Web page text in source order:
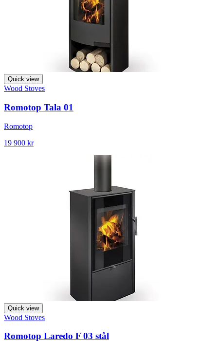
Quick view
Wood Stoves
Romotop Tala 01
Romotop
19 900 kr
Quick view
Wood Stoves
Romotop Laredo F 03 stål